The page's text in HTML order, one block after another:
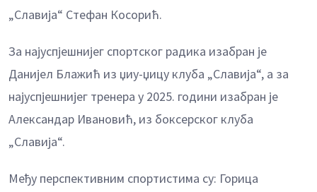
„Славија“ Стефан Косорић.
За најуспјешнијег спортског радика изабран је
Данијел Блажић из џиу-џицу клуба „Славија“, а за
најуспјешнијег тренера у 2025. години изабран је
Александар Ивановић, из боксерског клуба
„Славија“.
Међу перспективним спортистима су: Горица